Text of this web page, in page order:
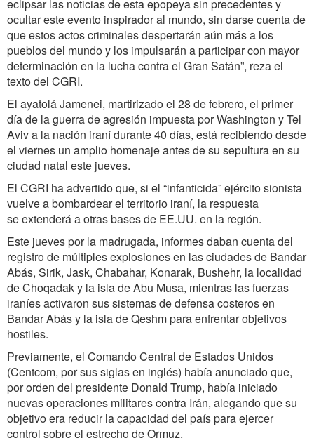
eclipsar las noticias de esta epopeya sin precedentes y
ocultar este evento inspirador al mundo, sin darse cuenta de
que estos actos criminales despertarán aún más a los
pueblos del mundo y los impulsarán a participar con mayor
determinación en la lucha contra el Gran Satán”, reza el
texto del CGRI.
El ayatolá Jamenei, martirizado el 28 de febrero, el primer
día de la guerra de agresión impuesta por Washington y Tel
Aviv a la nación iraní durante 40 días, está recibiendo desde
el viernes un amplio homenaje antes de su sepultura en su
ciudad natal este jueves.
El CGRI ha advertido que, si el “infanticida” ejército sionista
vuelve a bombardear el territorio iraní, la respuesta
se extenderá a otras bases de EE.UU. en la región.
Este jueves por la madrugada, informes daban cuenta del
registro de múltiples explosiones en las ciudades de Bandar
Abás, Sirik, Jask, Chabahar, Konarak, Bushehr, la localidad
de Choqadak y la isla de Abu Musa, mientras las fuerzas
iraníes activaron sus sistemas de defensa costeros en
Bandar Abás y la isla de Qeshm para enfrentar objetivos
hostiles.
Previamente, el Comando Central de Estados Unidos
(Centcom, por sus siglas en inglés) había anunciado que,
por orden del presidente Donald Trump, había iniciado
nuevas operaciones militares contra Irán, alegando que su
objetivo era reducir la capacidad del país para ejercer
control sobre el estrecho de Ormuz.